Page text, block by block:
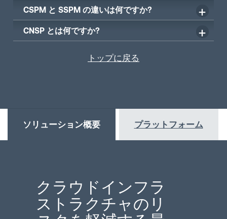
CSPM と SSPM の違いは何ですか?
CNSP とは何ですか?
トップに戻る
ソリューション概要 プラットフォーム
クラウドインフラ
ストラクチャのリ